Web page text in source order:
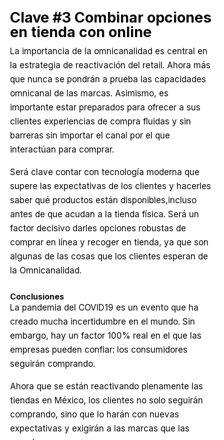
Clave #3 Combinar opciones
en tienda con online
La importancia de la omnicanalidad es central en
la estrategia de reactivación del retail. Ahora más
que nunca se pondrán a prueba las capacidades
omnicanal de las marcas. Asimismo, es
importante estar preparados para ofrecer a sus
clientes experiencias de compra fluidas y sin
barreras sin importar el canal por el que
interactúan para comprar.
Será clave contar con tecnología moderna que
supere las expectativas de los clientes y hacerles
saber qué productos están disponibles,incluso
antes de que acudan a la tienda física. Será un
factor decisivo darles opciones robustas de
comprar en línea y recoger en tienda, ya que son
algunas de las cosas que los clientes esperan de
la Omnicanalidad.
Conclusiones
La pandemia del COVID19 es un evento que ha
creado mucha incertidumbre en el mundo. Sin
embargo, hay un factor 100% real en el que las
empresas pueden confiar: los consumidores
seguirán comprando.
Ahora que se están reactivando plenamente las
tiendas en México, los clientes no solo seguirán
comprando, sino que lo harán con nuevas
expectativas y exigirán a las marcas que las